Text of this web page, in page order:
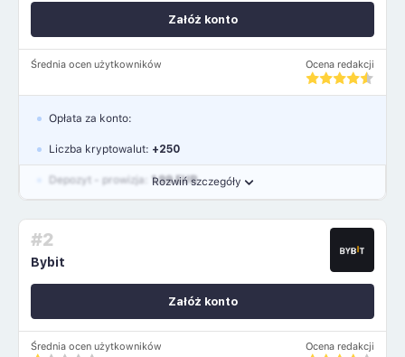
Średnia ocen użytkowników Ocena redakcji
Załóż konto
Rozwiń szczegóły
Opłata za konto:
Liczba kryptowalut: +250
Depozyt - prowizja: 1.99 EUR
Język polski: TAK
#2
Bybit
Średnia ocen użytkowników Ocena redakcji
Załóż konto